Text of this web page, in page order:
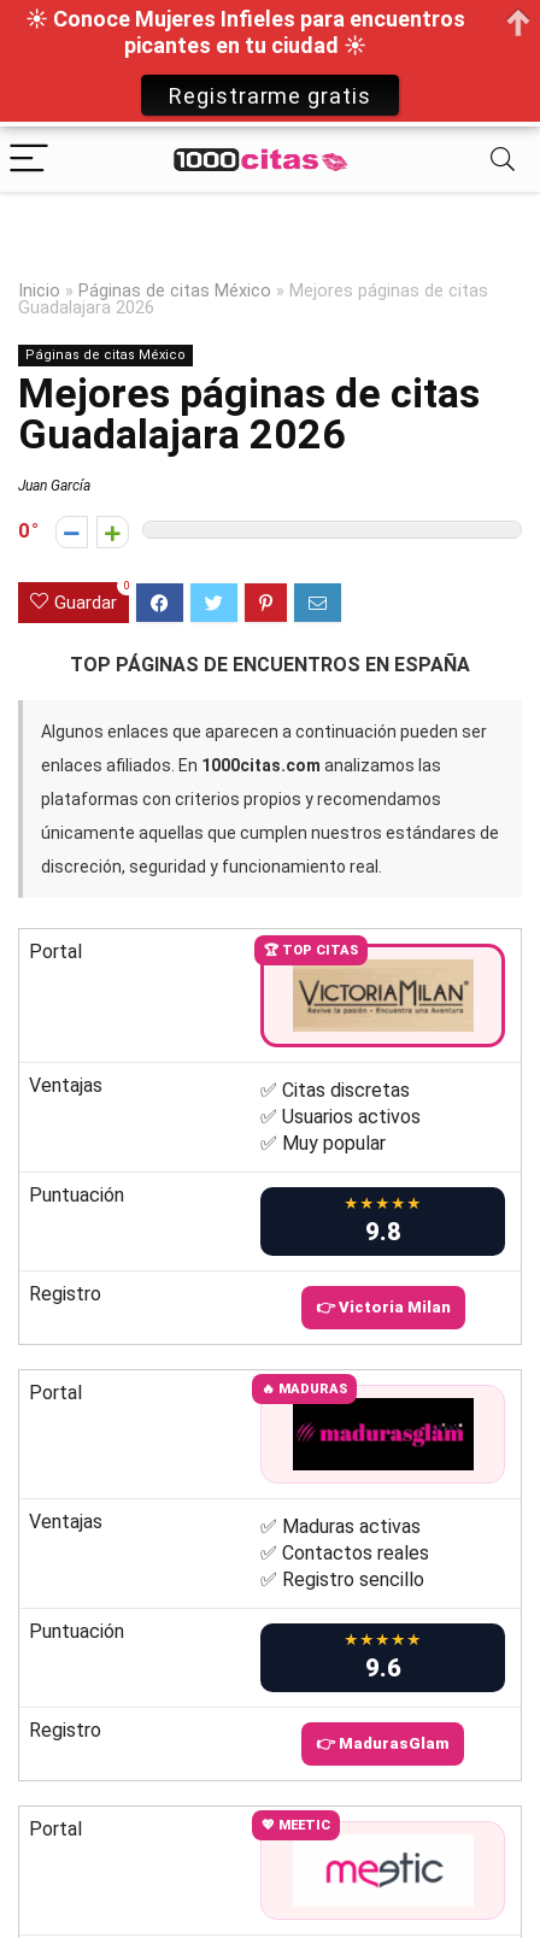
Inicio » Páginas de citas México » Mejores páginas de citas
Guadalajara 2026
Páginas de citas México
Mejores páginas de citas
Guadalajara 2026
Juan García
0
Guardar
0
TOP PÁGINAS DE ENCUENTROS EN ESPAÑA
Algunos enlaces que aparecen a continuación pueden ser
enlaces afiliados. En 1000citas.com analizamos las
plataformas con criterios propios y recomendamos
únicamente aquellas que cumplen nuestros estándares de
discreción, seguridad y funcionamiento real.
Portal 🏆 TOP CITAS
Ventajas
✅ Citas discretas
✅ Usuarios activos
✅ Muy popular
Puntuación ★★★★★
9.8
Registro
👉 Victoria Milan
Portal 🔥 MADURAS
Ventajas
✅ Maduras activas
✅ Contactos reales
✅ Registro sencillo
Puntuación ★★★★★
9.6
Registro
👉 MadurasGlam
Portal 💖 MEETIC
☀ Conoce Mujeres Infieles para encuentros
picantes en tu ciudad ☀
Registrarme gratis